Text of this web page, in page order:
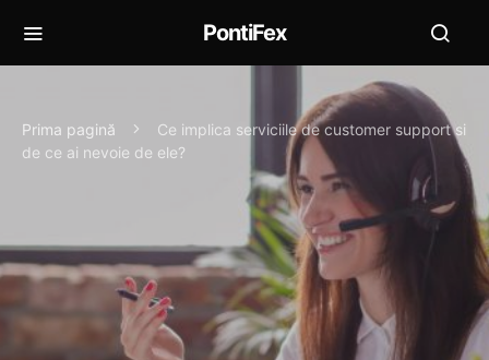
PontiFex
Prima pagină
Ce implica serviciile de customer support si
de ce ai nevoie de ele?